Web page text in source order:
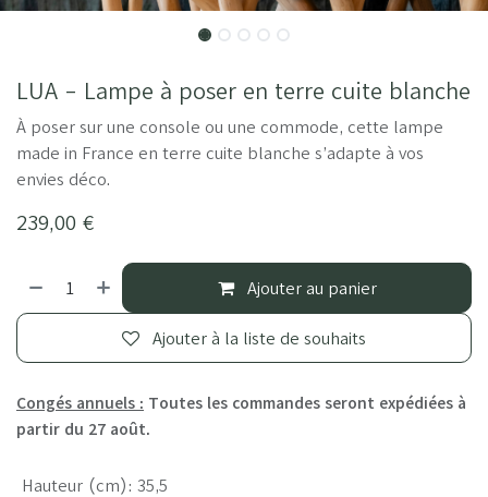
LUA - Lampe à poser en terre cuite blanche
À poser sur une console ou une commode, cette lampe
made in France en terre cuite blanche s’adapte à vos
envies déco.
239,00 €
Ajouter au panier
Ajouter à la liste de souhaits
Congés annuels : Toutes les commandes seront expédiées à
partir du 27 août.
Hauteur (cm): 35,5